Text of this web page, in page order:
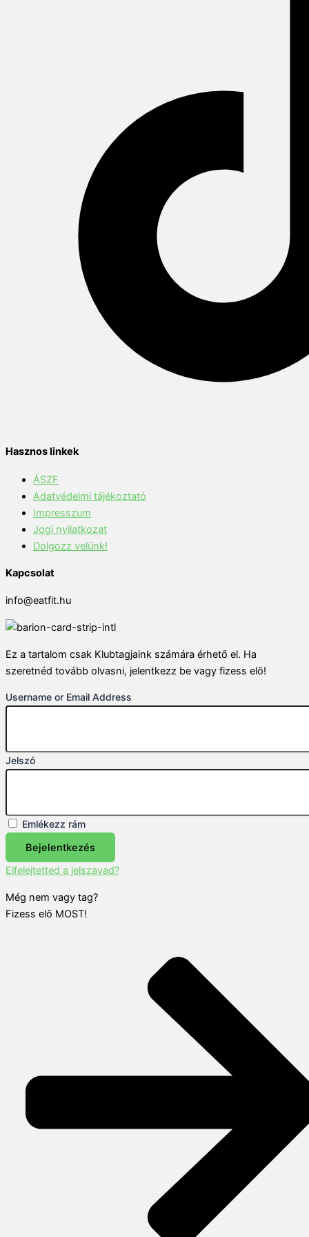
Hasznos linkek
ÁSZF
Adatvédelmi tájékoztató
Impresszum
Jogi nyilatkozat
Dolgozz velünk!
Kapcsolat
info@eatfit.hu
Ez a tartalom csak Klubtagjaink számára érhető el. Ha
szeretnéd tovább olvasni, jelentkezz be vagy fizess elő!
Username or Email Address
Jelszó
Emlékezz rám
Bejelentkezés
Elfelejtetted a jelszavad?
Még nem vagy tag?
Fizess elő MOST!